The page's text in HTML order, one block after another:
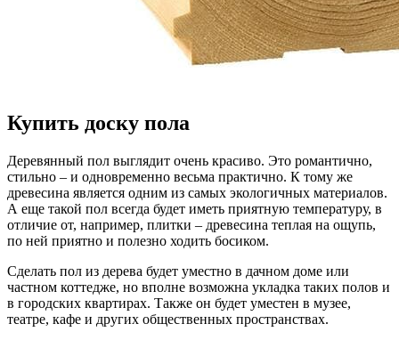
Купить доску пола
Деревянный пол выглядит очень красиво. Это романтично,
стильно – и одновременно весьма практично. К тому же
древесина является одним из самых экологичных материалов.
А еще такой пол всегда будет иметь приятную температуру, в
отличие от, например, плитки – древесина теплая на ощупь,
по ней приятно и полезно ходить босиком.
Сделать пол из дерева будет уместно в дачном доме или
частном коттедже, но вполне возможна укладка таких полов и
в городских квартирах. Также он будет уместен в музее,
театре, кафе и других общественных пространствах.